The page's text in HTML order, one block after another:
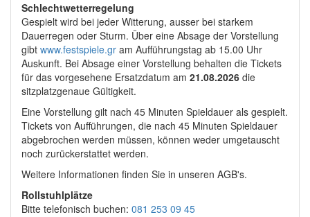
Schlechtwetterregelung
Gespielt wird bei jeder Witterung, ausser bei starkem
Dauerregen oder Sturm. Über eine Absage der Vorstellung
gibt www.festspiele.gr am Aufführungstag ab 15.00 Uhr
Auskunft. Bei Absage einer Vorstellung behalten die Tickets
für das vorgesehene Ersatzdatum am 21.08.2026 die
sitzplatzgenaue Gültigkeit.
Eine Vorstellung gilt nach 45 Minuten Spieldauer als gespielt.
Tickets von Aufführungen, die nach 45 Minuten Spieldauer
abgebrochen werden müssen, können weder umgetauscht
noch zurückerstattet werden.
Weitere Informationen finden Sie in unseren AGB's.
Rollstuhlplätze
Bitte telefonisch buchen: 081 253 09 45